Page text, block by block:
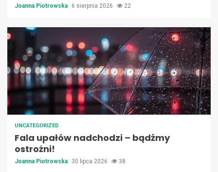
Joanna Piotrowska 6 sierpnia 2026 22
UNCATEGORIZED
Fala upałów nadchodzi – bądźmy
ostrożni!
Joanna Piotrowska 30 lipca 2026 38